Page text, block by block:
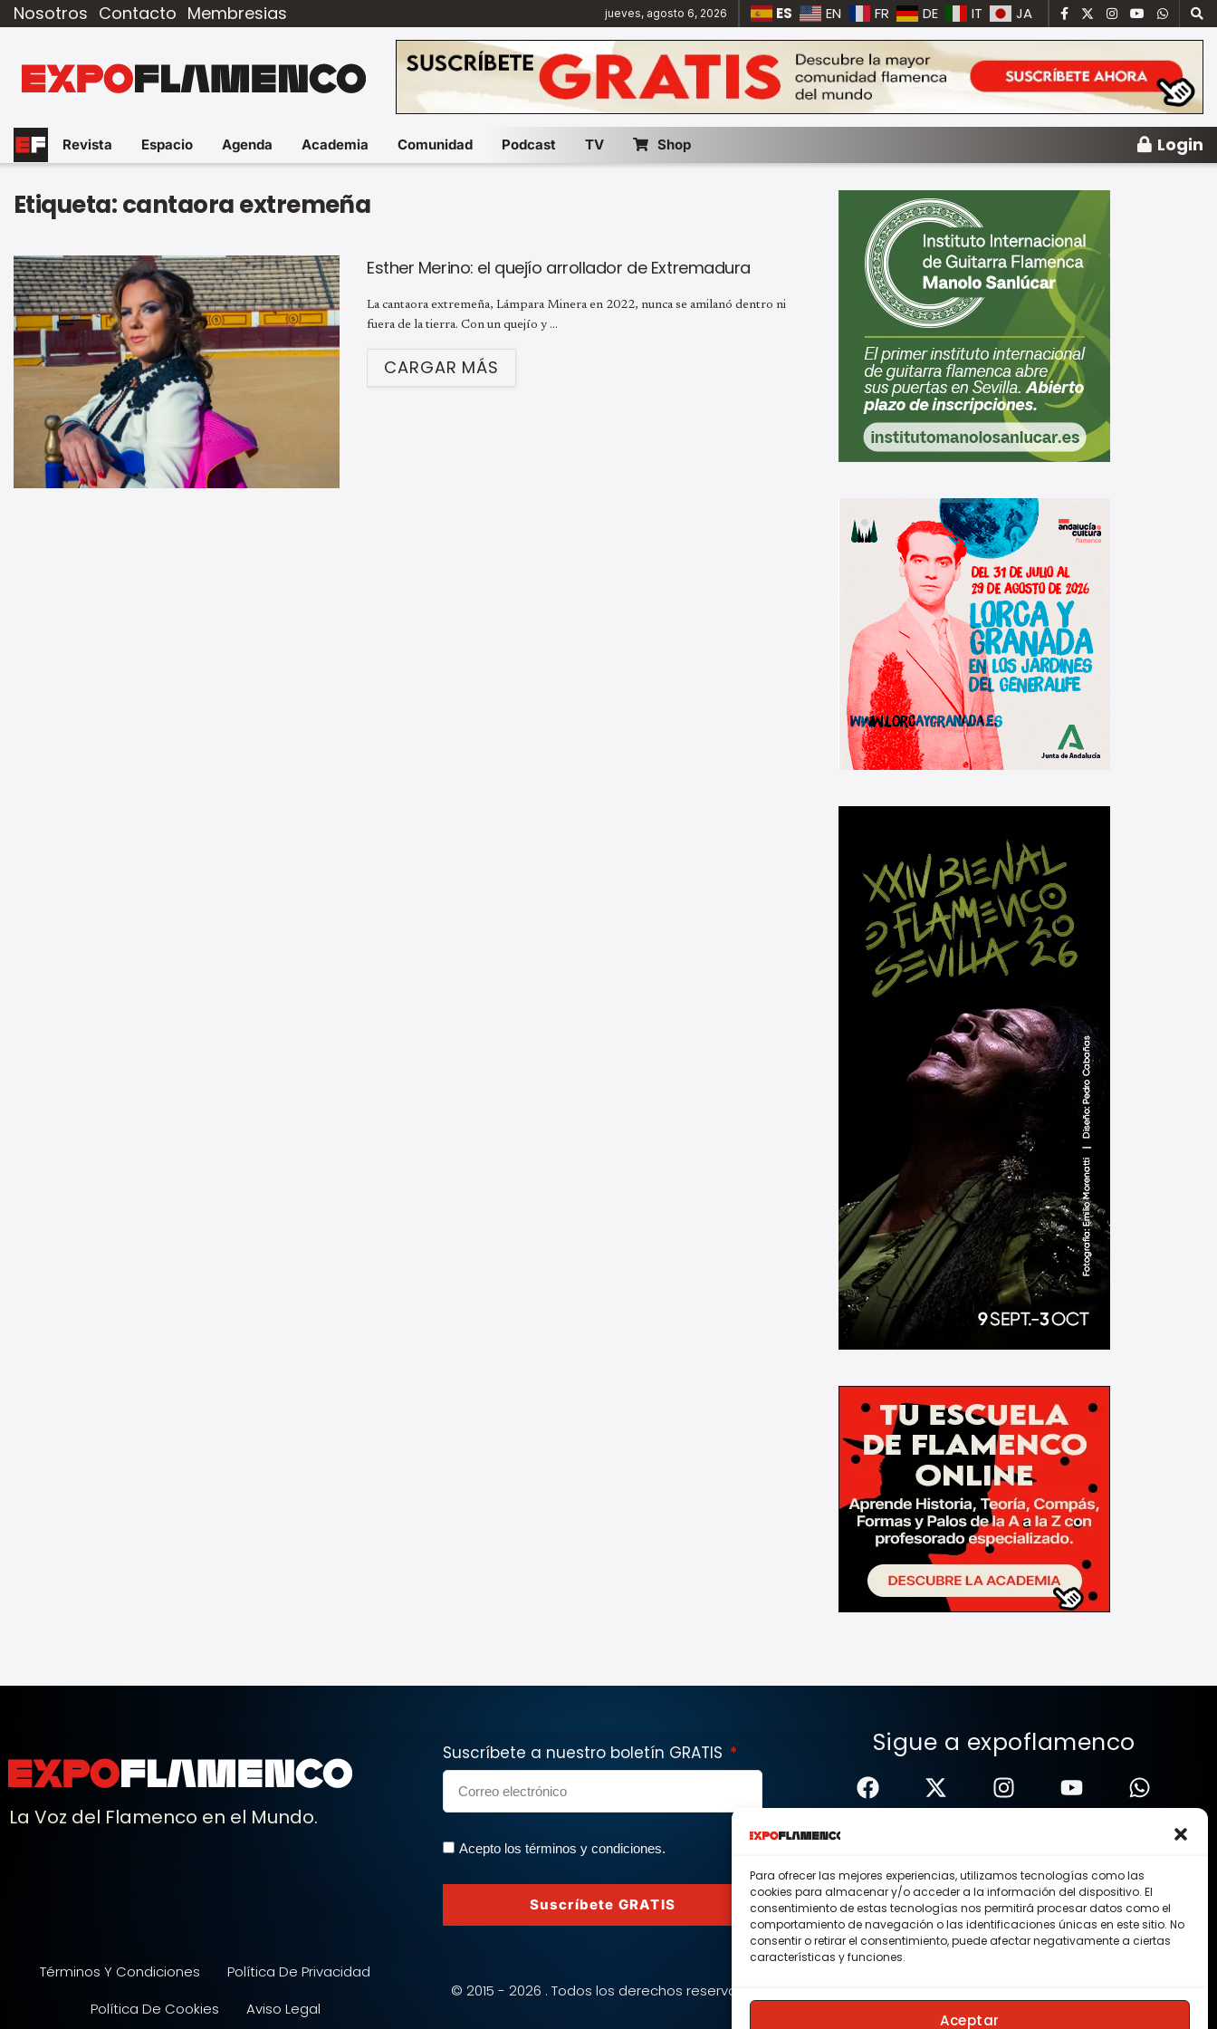
Para ofrecer las mejores experiencias, utilizamos tecnologías como las
cookies para almacenar y/o acceder a la información del dispositivo. El
consentimiento de estas tecnologías nos permitirá procesar datos como el
comportamiento de navegación o las identificaciones únicas en este sitio. No
consentir o retirar el consentimiento, puede afectar negativamente a ciertas
características y funciones.
Aceptar
Nosotros Contacto Membresias jueves, agosto 6, 2026 ES EN FR DE IT JA
Revista Espacio Agenda Academia Comunidad Podcast TV Shop Login
Etiqueta:cantaora extremeña
Esther Merino: el quejío arrollador de Extremadura
La cantaora extremeña, Lámpara Minera en 2022, nunca se amilanó dentro ni
fuera de la tierra. Con un quejío y ...
CARGAR MÁS
La Voz del Flamenco en el Mundo.
Suscríbete a nuestro boletín GRATIS
Acepto los términos y condiciones.
Suscríbete GRATIS
Sigue a expoflamenco
Términos Y Condiciones
Política De Privacidad
Política De Cookies
Aviso Legal
© 2015 - 2026 . Todos los derechos reservados.